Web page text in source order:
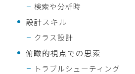
検索や分析時
設計スキル
クラス設計
俯瞰的視点での思索
トラブルシューティング